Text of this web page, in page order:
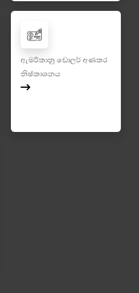
ඇමරිකානු ඩොලර් අණකර
නිෂ්කාශනය